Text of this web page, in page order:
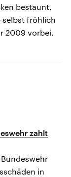
bestaunt,
selbst fröhlich
2009 vorbei.
zahlt
in